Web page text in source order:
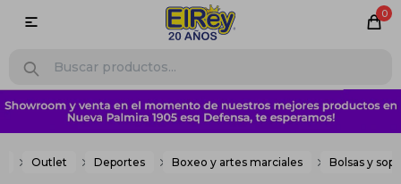
0

Outlet Deportes Boxeo y artes marciales Bolsas y